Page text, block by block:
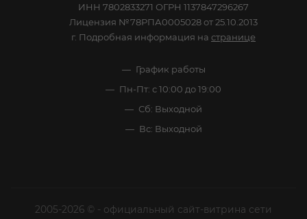
ИНН 7802833271 ОГРН 1137847296267
Лицензия №78РПА0005028 от 25.10.2013
г. Подробная информация на странице
График работы
Пн-Пт: с 10:00 до 19:00
Сб: Выходной
Вс: Выходной
2005-2026 © - официальный сайт-витрина сети